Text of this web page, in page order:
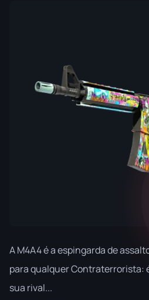
A M4A4 é a espingarda de
para qualquer Contraterrorista:
sua rival...